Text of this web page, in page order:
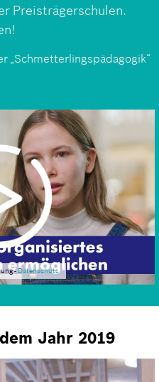
Preisträgerschulen.
„Schmetterlings­pädagogik“
-Datenschutz
Jahr 2019